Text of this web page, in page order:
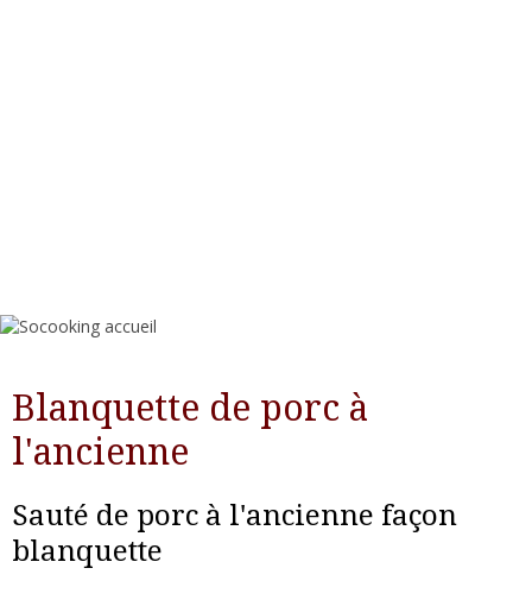
Blanquette de porc à
l'ancienne
Sauté de porc à l'ancienne façon
blanquette